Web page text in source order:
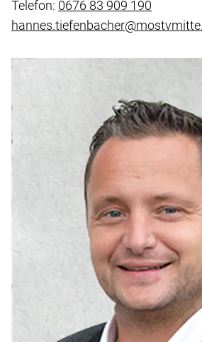
Telefon: 0676 83 909 190